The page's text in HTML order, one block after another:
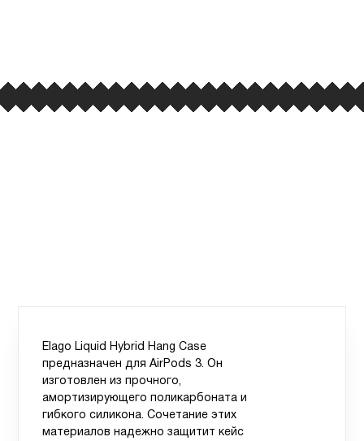
Elago Liquid Hybrid Hang Case
предназначен для AirPods 3. Он
изготовлен из прочного,
амортизирующего поликарбоната и
гибкого силикона. Сочетание этих
материалов надежно защитит кейс